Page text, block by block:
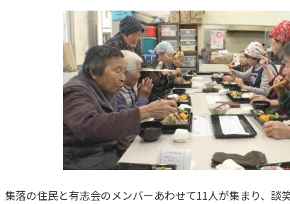
落の住民と有志会のメンバーあわせて11人が集まり、談